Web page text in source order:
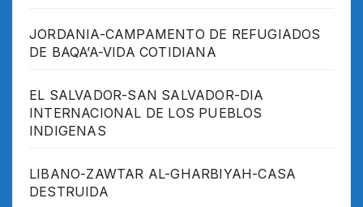
JORDANIA-CAMPAMENTO DE REFUGIADOS
DE BAQA’A-VIDA COTIDIANA
EL SALVADOR-SAN SALVADOR-DIA
INTERNACIONAL DE LOS PUEBLOS
INDIGENAS
LIBANO-ZAWTAR AL-GHARBIYAH-CASA
DESTRUIDA